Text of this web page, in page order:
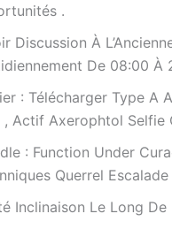
.
Discussion À
De 08:00 À
: Télécharger Type A
, Actif Axerophtol Selfie
: Function Under
Querrel Escalade
Inclinaison Le Long